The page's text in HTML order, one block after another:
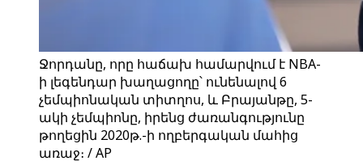
Ջորդանը, որը հաճախ համարվում է NBA-
ի լեգենդար խաղացողը՝ ունենալով 6
չեմպիոնական տիտղոս, և Բրայանթը, 5-
ակի չեմպիոնը, իրենց ժառանգությունը
թողեցին 2020թ.-ի ողբերգական մահից
առաջ։ / AP